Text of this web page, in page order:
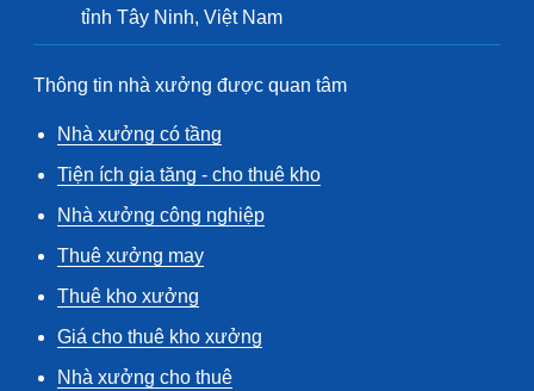
tỉnh Tây Ninh, Việt Nam
Thông tin nhà xưởng được quan tâm
Nhà xưởng có tầng
Tiện ích gia tăng - cho thuê kho
Nhà xưởng công nghiệp
Thuê xưởng may
Thuê kho xưởng
Giá cho thuê kho xưởng
Nhà xưởng cho thuê